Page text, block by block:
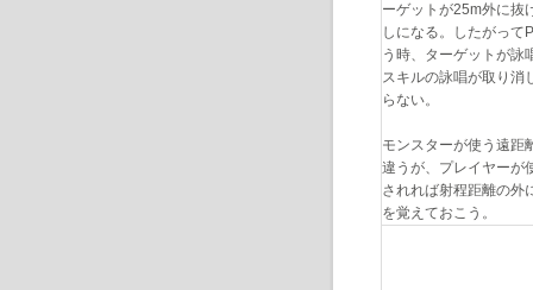
ーゲットが25m外に抜
しになる。したがって
う時、ターゲットが詠
スキルの詠唱が取り消
らない。
モンスターが使う遠距
違うが、プレイヤーが
されれば射程距離の外
を覚えておこう。